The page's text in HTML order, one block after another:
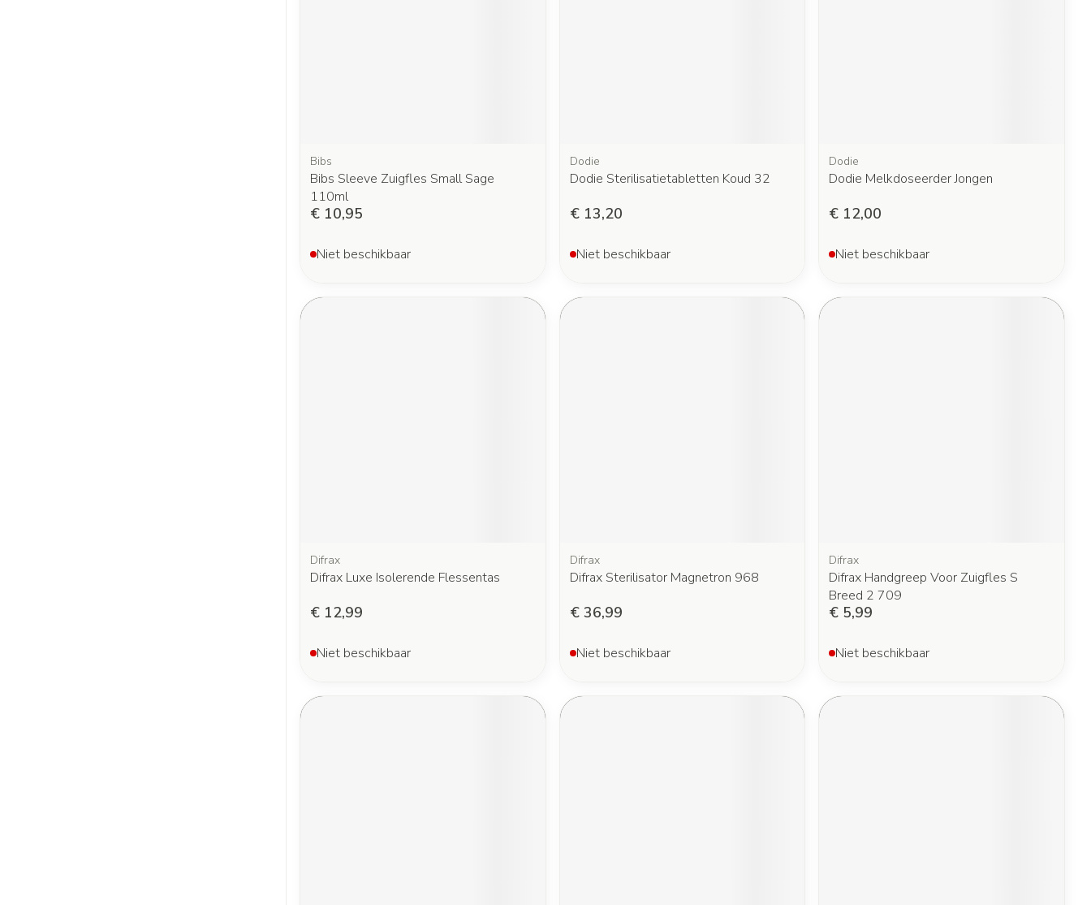
Bibs
Bibs Sleeve Zuigfles Small Sage
110ml
€ 10,95
Niet beschikbaar
Dodie
Dodie Sterilisatietabletten Koud 32
€ 13,20
Niet beschikbaar
Dodie
Dodie Melkdoseerder Jongen
€ 12,00
Niet beschikbaar
Difrax
Difrax Luxe Isolerende Flessentas
€ 12,99
Niet beschikbaar
Difrax
Difrax Sterilisator Magnetron 968
€ 36,99
Niet beschikbaar
Difrax
Difrax Handgreep Voor Zuigfles S
Breed 2 709
€ 5,99
Niet beschikbaar